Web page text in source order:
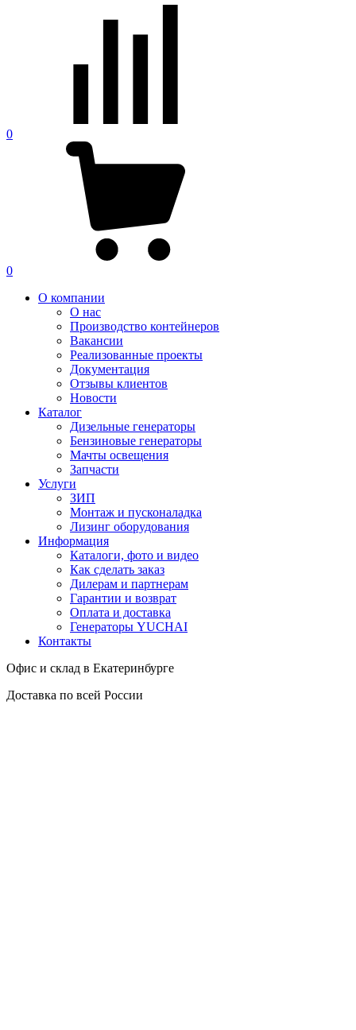
0
0
О компании
О нас
Производство контейнеров
Вакансии
Реализованные проекты
Документация
Отзывы клиентов
Новости
Каталог
Дизельные генераторы
Бензиновые генераторы
Мачты освещения
Запчасти
Услуги
ЗИП
Монтаж и пусконаладка
Лизинг оборудования
Информация
Каталоги, фото и видео
Как сделать заказ
Дилерам и партнерам
Гарантии и возврат
Оплата и доставка
Генераторы YUCHAI
Контакты
Офис и склад в Екатеринбурге
Доставка по всей России